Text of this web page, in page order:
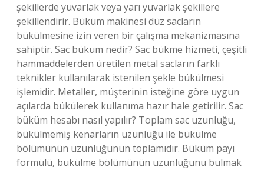
şekillerde yuvarlak veya yarı yuvarlak şekillere
şekillendirir. Büküm makinesi düz sacların
bükülmesine izin veren bir çalışma mekanizmasına
sahiptir. Sac büküm nedir? Sac bükme hizmeti, çeşitli
hammaddelerden üretilen metal sacların farklı
teknikler kullanılarak istenilen şekle bükülmesi
işlemidir. Metaller, müşterinin isteğine göre uygun
açılarda bükülerek kullanıma hazır hale getirilir. Sac
büküm hesabı nasıl yapılır? Toplam sac uzunluğu,
bükülmemiş kenarların uzunluğu ile bükülme
bölümünün uzunluğunun toplamıdır. Büküm payı
formülü, bükülme bölümünün uzunluğunu bulmak